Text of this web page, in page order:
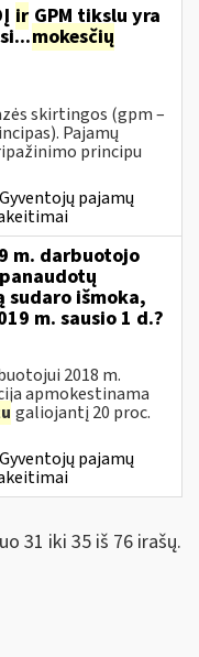
ir GPM tikslu yra
mokesčių
skirtingos (gpm –
Pajamų
principu
Gyventojų pajamų
m. darbuotojo
sudaro išmoka,
m. sausio 1 d.?
2018 m.
apmokestinama
galiojantį 20 proc.
Gyventojų pajamų
31 iki 35 iš 76 irašų.